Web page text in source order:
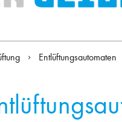
Entlüftungsautomaten